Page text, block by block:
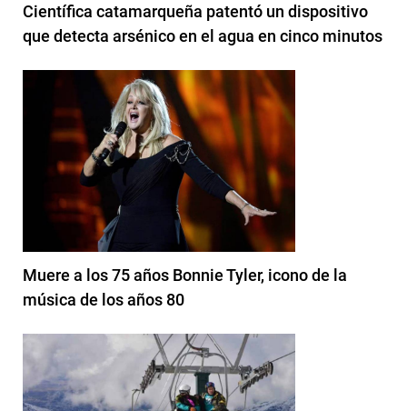
Científica catamarqueña patentó un dispositivo
que detecta arsénico en el agua en cinco minutos
Muere a los 75 años Bonnie Tyler, icono de la
música de los años 80